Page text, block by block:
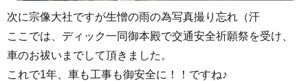
次に宗像大社ですが生憎の雨の為写真撮り忘れ（汗
ここでは、ディック一同御本殿で交通安全祈願祭を受け、
車のお祓いまでして頂きました。
これで1年、車も工事も御安全に！！ですね♪